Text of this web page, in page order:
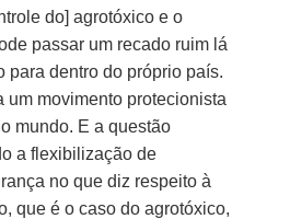
do] agrotóxico e o
passar um recado ruim lá
para dentro do próprio país.
um movimento protecionista
mundo. E a questão
a flexibilização de
no que diz respeito à
que é o caso do agrotóxico,